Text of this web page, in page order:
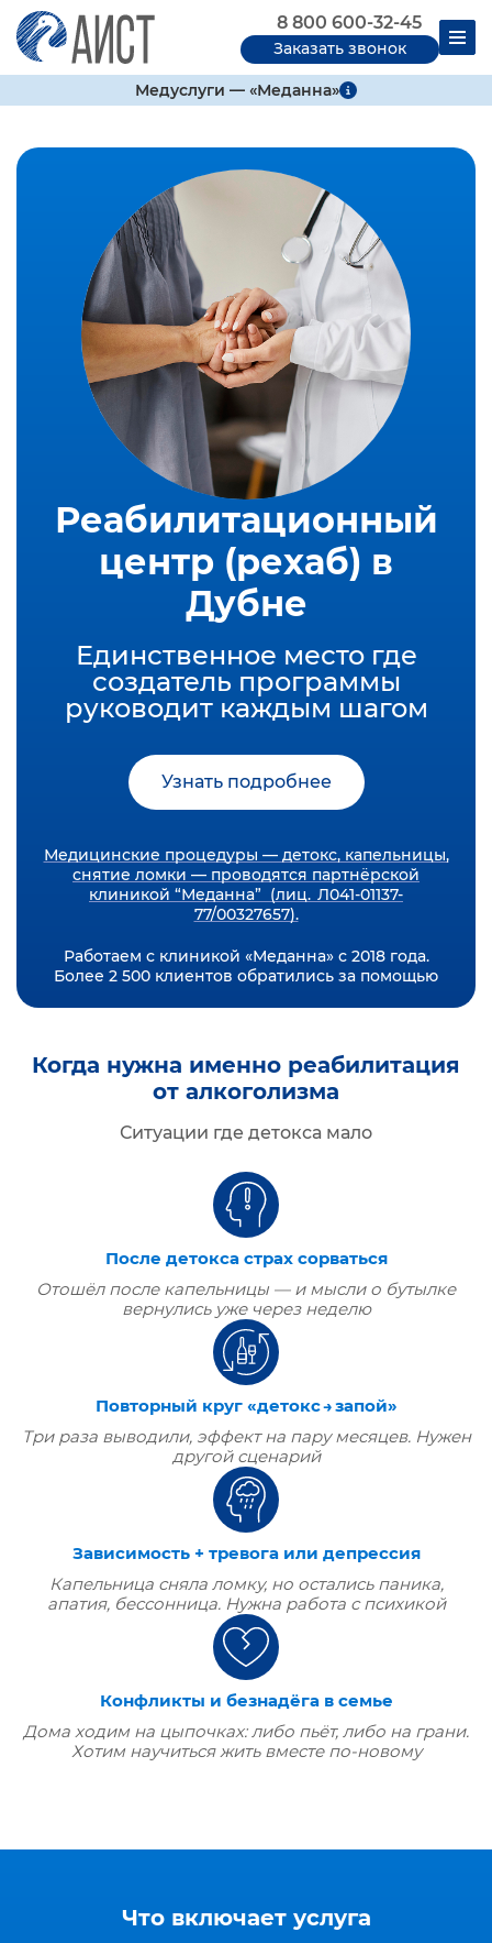
8 800 600-32-45
Заказать звонок
Медуслуги — «Меданна»
Реабилитационный
центр (рехаб) в
Дубне
Единственное место где
создатель программы
руководит каждым шагом
Узнать подробнее
Медицинские процедуры — детокс, капельницы,
снятие ломки — проводятся партнёрской
клиникой “Меданна” (лиц. Л041-01137-
77/00327657).
Работаем с клиникой «Меданна» с 2018 года.
Более 2 500 клиентов обратились за помощью
Когда нужна именно реабилитация
от алкоголизма
Ситуации где детокса мало
После детокса страх сорваться
Отошёл после капельницы — и мысли о бутылке
вернулись уже через неделю
Повторный круг «детокс → запой»
Три раза выводили, эффект на пару месяцев. Нужен
другой сценарий
Зависимость + тревога или депрессия
Капельница сняла ломку, но остались паника,
апатия, бессонница. Нужна работа с психикой
Конфликты и безнадёга в семье
Дома ходим на цыпочках: либо пьёт, либо на грани.
Хотим научиться жить вместе по‑новому
Что включает услуга